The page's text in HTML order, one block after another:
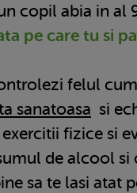
copil abia in al
pe care tu si
felul
sanatoasa si
fizice si
de alcool si
sa te lasi atat